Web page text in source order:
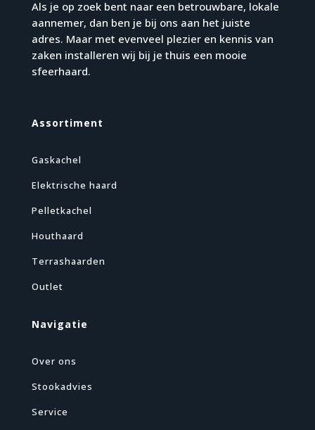
Als je op zoek bent naar een betrouwbare, lokale
aannemer, dan ben je bij ons aan het juiste
adres. Maar met evenveel plezier en kennis van
zaken installeren wij bij je thuis een mooie
sfeerhaard.
Assortiment
Gaskachel
Elektrische haard
Pelletkachel
Houthaard
Terrashaarden
Outlet
Navigatie
Over ons
Stookadvies
Service